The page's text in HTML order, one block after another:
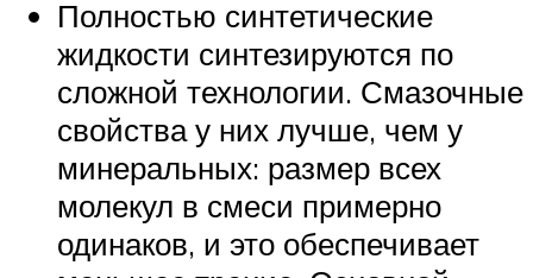
Полностью синтетические
жидкости синтезируются по
сложной технологии. Смазочные
свойства у них лучше, чем у
минеральных: размер всех
молекул в смеси примерно
одинаков, и это обеспечивает